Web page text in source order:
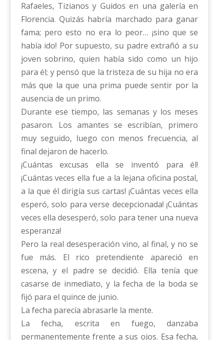
Rafaeles, Tizianos y Guidos en una galería en
Florencia. Quizás habría marchado para ganar
fama; pero esto no era lo peor… ¡sino que se
había ido! Por supuesto, su padre extrañó a su
joven sobrino, quien había sido como un hijo
para él; y pensó que la tristeza de su hija no era
más que la que una prima puede sentir por la
ausencia de un primo.
Durante ese tiempo, las semanas y los meses
pasaron. Los amantes se escribían, primero
muy seguido, luego con menos frecuencia, al
final dejaron de hacerlo.
¡Cuántas excusas ella se inventó para él!
¡Cuántas veces ella fue a la lejana oficina postal,
a la que él dirigía sus cartas! ¡Cuántas veces ella
esperó, solo para verse decepcionada! ¡Cuántas
veces ella desesperó, solo para tener una nueva
esperanza!
Pero la real desesperación vino, al final, y no se
fue más. El rico pretendiente apareció en
escena, y el padre se decidió. Ella tenía que
casarse de inmediato, y la fecha de la boda se
fijó para el quince de junio.
La fecha parecía abrasarle la mente.
La fecha, escrita en fuego, danzaba
permanentemente frente a sus ojos. Esa fecha,